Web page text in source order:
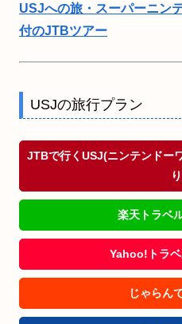
USJへの旅・スーパーニン
付のJTBツアー
USJの旅行プラン
JTBで行くUSJ(ニンテンドー
楽天トラベ
Yahoo!トラ
じゃらん